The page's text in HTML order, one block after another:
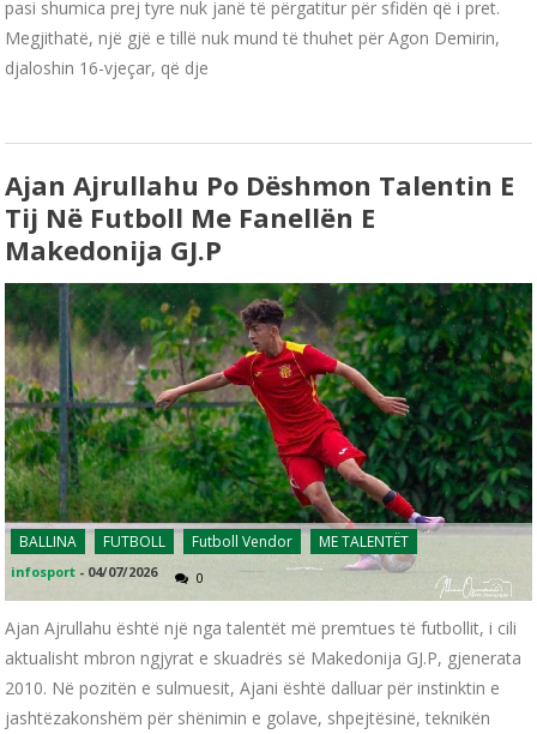
pasi shumica prej tyre nuk janë të përgatitur për sfidën që i pret.
Megjithatë, një gjë e tillë nuk mund të thuhet për Agon Demirin,
djaloshin 16-vjeçar, që dje
Ajan Ajrullahu Po Dëshmon Talentin E
Tij Në Futboll Me Fanellën E
Makedonija GJ.P
BALLINA FUTBOLL Futboll Vendor ME TALENTËT
infosport - 04/07/2026 0
Ajan Ajrullahu është një nga talentët më premtues të futbollit, i cili
aktualisht mbron ngjyrat e skuadrës së Makedonija GJ.P, gjenerata
2010. Në pozitën e sulmuesit, Ajani është dalluar për instinktin e
jashtëzakonshëm për shënimin e golave, shpejtësinë, teknikën